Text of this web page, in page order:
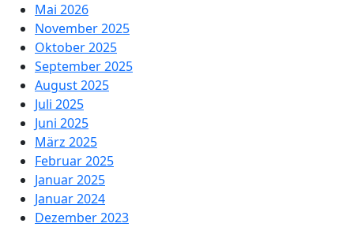
Mai 2026
November 2025
Oktober 2025
September 2025
August 2025
Juli 2025
Juni 2025
März 2025
Februar 2025
Januar 2025
Januar 2024
Dezember 2023